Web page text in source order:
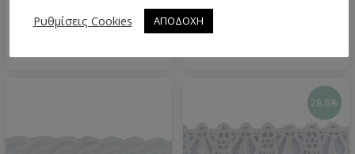
7.60€ 5.50€ ανά
28.8%
Ρυθμίσεις Cookies
ΑΠΟΔΟΧΗ